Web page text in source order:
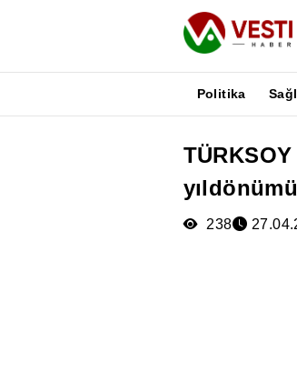
Politika
238